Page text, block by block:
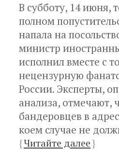
В субботу, 14 июня,
полном
напала на
министр
исполнил вместе с
нецензурную
России. Эксперты,
анализа, отмечают,
бандеровцев в
коем случае не
{Читайте далее}